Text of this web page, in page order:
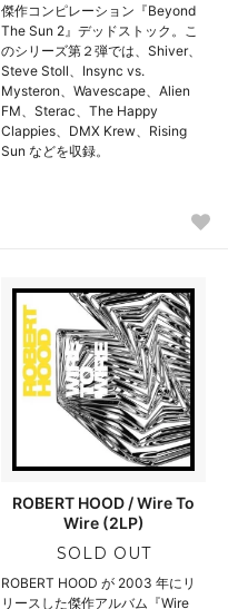
傑作コンピレーション『Beyond
The Sun 2』デッドストック。こ
のシリーズ第２弾では、Shiver、
Steve Stoll、Insync vs.
Mysteron、Wavescape、Alien
FM、Sterac、The Happy
Clappies、DMX Krew、Rising
Sun などを収録。
ROBERT HOOD / Wire To
Wire (2LP)
SOLD OUT
ROBERT HOOD が 2003 年にリ
リースした傑作アルバム『Wire